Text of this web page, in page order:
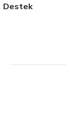
Destek